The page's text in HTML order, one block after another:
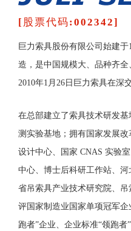
[股票代码:002342]
巨力索具股份有限公司始建于
造，是中国规模大、品种齐全
2010年1月26日巨力索具在深
在总部建立了索具技术研发
测实验基地；拥有国家发展
设计中心、国家 CNAS 实验
中心、博士后科研工作站、
省吊索具产业技术研究院、
评国家制造业国家单项冠军
跑者”企业、企业标准“领跑